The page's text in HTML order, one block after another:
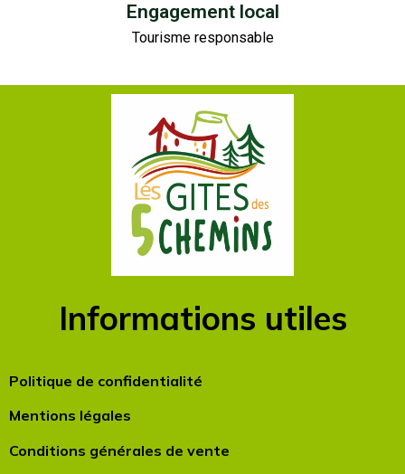
Engagement local
Tourisme responsable
Informations utiles
Politique de confidentialité
Mentions légales
Conditions générales de vente